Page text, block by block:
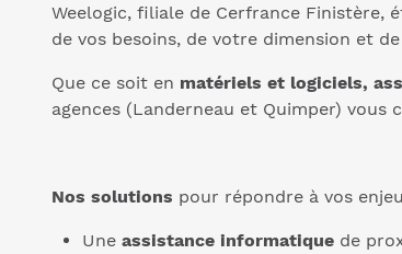
Weelogic, filiale de Cerfrance Finistère,
de vos besoins, de votre dimension et
Que ce soit en matériels et logiciels,
agences (Landerneau et Quimper)
Nos solutions pour répondre à vos
Uneassistance informatique de